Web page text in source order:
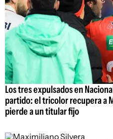
Los tres expulsados en
partido: el tricolor recupera a
pierde a un titular fijo